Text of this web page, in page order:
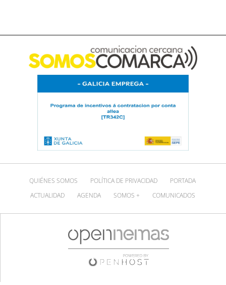
QUIÉNES SOMOS POLÍTICA DE PRIVACIDAD
PORTADA
ACTUALIDAD
AGENDA SOMOS + COMUNICADOS